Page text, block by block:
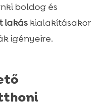
boldog és
lakáskialakításakor
igényeire.